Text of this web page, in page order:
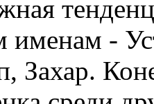
именам -
Захар.